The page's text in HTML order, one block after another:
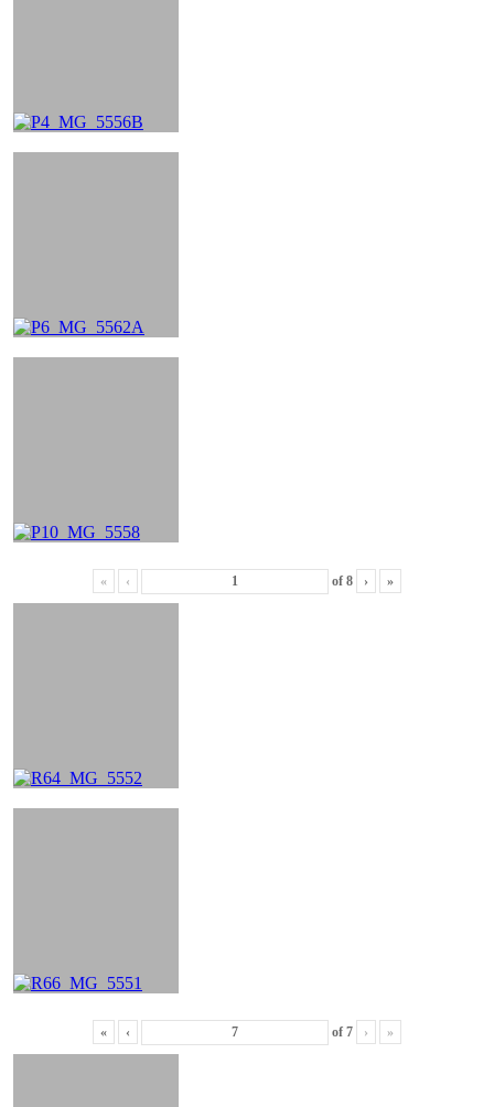
« ‹ of 8 › »
« ‹ of 7 › »